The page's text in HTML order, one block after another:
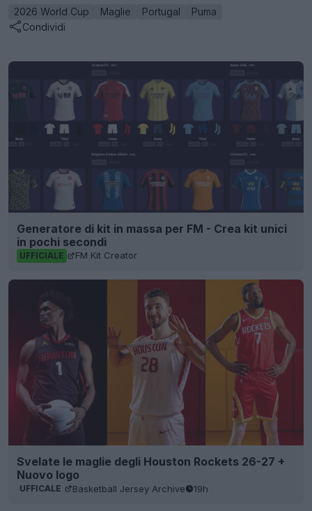
2026 World Cup Maglie Portugal
Puma
Condividi
Generatore di kit in massa per FM - Crea kit unici
in pochi secondi
UFFICIALE FM Kit Creator
Svelate le maglie degli Houston Rockets 26-27 +
Nuovo logo
UFFICALE Basketball Jersey Archive 19h